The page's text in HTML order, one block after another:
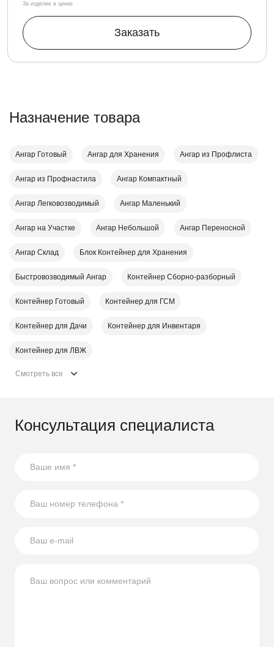
За изделие в цинке
Заказать
Назначение товара
Ангар Готовый Ангар для Хранения Ангар из Профлиста
Ангар из Профнастила Ангар Компактный
Ангар Легковозводимый Ангар Маленький
Ангар на Участке Ангар Небольшой Ангар Переносной
Ангар Склад Блок Контейнер для Хранения
Быстровозводимый Ангар Контейнер Cборно-разборный
Контейнер Готовый Контейнер для ГСМ
Контейнер для Дачи Контейнер для Инвентаря
Контейнер для ЛВЖ
Смотреть все
Консультация специалиста